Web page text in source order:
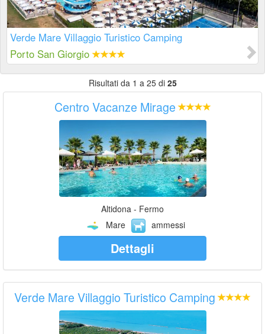
Verde Mare Villaggio Turistico Camping
Porto San Giorgio
Risultati da 1 a 25 di 25
Centro Vacanze Mirage
Altidona - Fermo
Mare
ammessi
Dettagli
Verde Mare Villaggio Turistico Camping